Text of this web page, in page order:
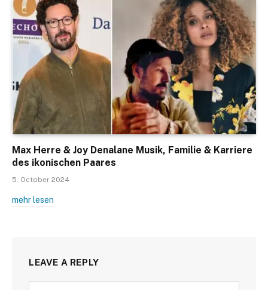
Max Herre & Joy Denalane Musik, Familie & Karriere
des ikonischen Paares
5. October 2024
mehr lesen
LEAVE A REPLY